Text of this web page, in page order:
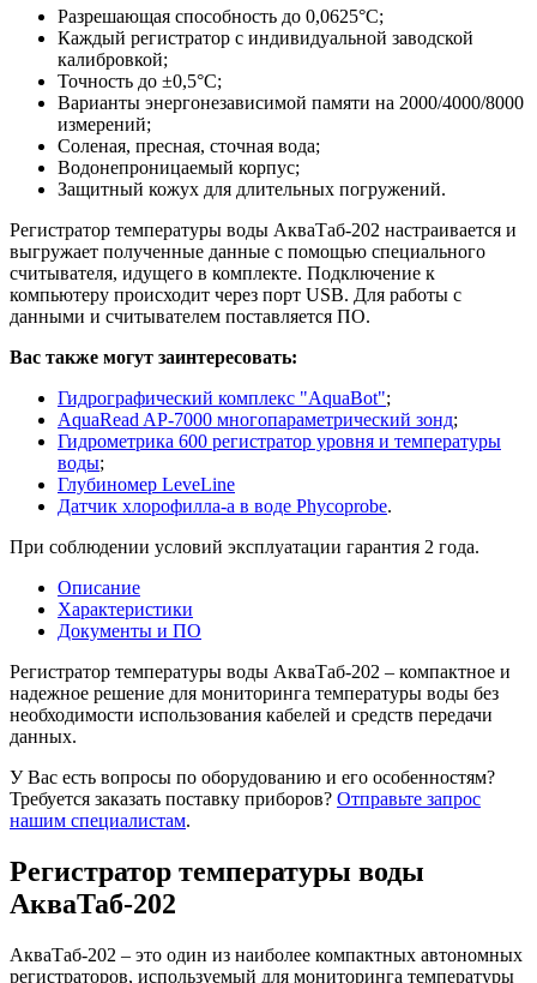
Разрешающая способность до 0,0625°C;
Каждый регистратор с индивидуальной заводской
калибровкой;
Точность до ±0,5°C;
Варианты энергонезависимой памяти на 2000/4000/8000
измерений;
Соленая, пресная, сточная вода;
Водонепроницаемый корпус;
Защитный кожух для длительных погружений.
Регистратор температуры воды АкваТаб-202 настраивается и
выгружает полученные данные с помощью специального
считывателя, идущего в комплекте. Подключение к
компьютеру происходит через порт USB. Для работы с
данными и считывателем поставляется ПО.
Вас также могут заинтересовать:
Гидрографический комплекс "AquaBot";
AquaRead AP-7000 многопараметрический зонд;
Гидрометрика 600 регистратор уровня и температуры
воды;
Глубиномер LeveLine
Датчик хлорофилла-а в воде Phycoprobe.
При соблюдении условий эксплуатации гарантия 2 года.
Описание
Характеристики
Документы и ПО
Регистратор температуры воды АкваТаб-202 – компактное и
надежное решение для мониторинга температуры воды без
необходимости использования кабелей и средств передачи
данных.
У Вас есть вопросы по оборудованию и его особенностям?
Требуется заказать поставку приборов? Отправьте запрос
нашим специалистам.
Регистратор температуры воды
АкваТаб-202
АкваТаб-202 – это один из наиболее компактных автономных
регистраторов, используемый для мониторинга температуры